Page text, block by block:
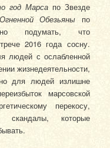
год Марсапо Звезде
Обезьяны по
подумать, что
2016 года сосну.
людей с ослабленной
жизнедеятельности,
для людей излишне
марсовской
перекосу,
которые